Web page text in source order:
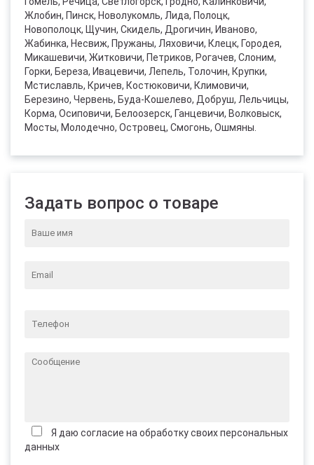
Жлобин, Пинск, Новолукомль, Лида, Полоцк,
Новополоцк, Щучин, Скидель, Дрогичин, Иваново,
Жабинка, Несвиж, Пружаны, Ляховичи, Клецк, Городея,
Микашевичи, Житковичи, Петриков, Рогачев, Слоним,
Горки, Береза, Ивацевичи, Лепель, Толочин, Крупки,
Мстиславль, Кричев, Костюковичи, Климовичи,
Березино, Червень, Буда-Кошелево, Добруш, Лельчицы,
Корма, Осиповичи, Белоозерск, Ганцевичи, Волковыск,
Мосты, Молодечно, Островец, Смогонь, Ошмяны.
Задать вопрос о товаре
Я даю согласие на обработку своих персональных
данных